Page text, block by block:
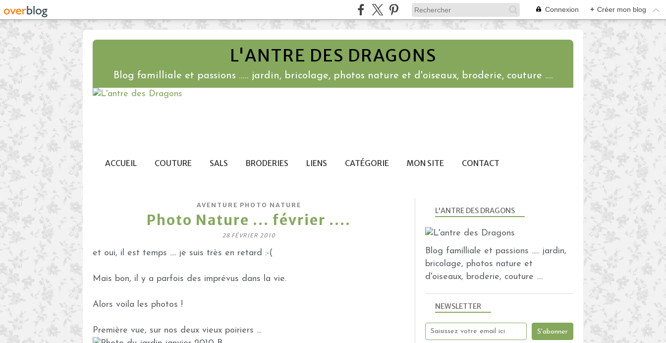
Connexion + Créer mon blog
L'ANTRE DES DRAGONS
Blog familliale et passions ..... jardin, bricolage, photos nature et d'oiseaux, broderie, couture ....
ACCUEIL COUTURE SALS BRODERIES LIENS CATÉGORIE MON SITE CONTACT
AVENTURE PHOTO NATURE
Photo Nature ... février ....
28 FÉVRIER 2010
et oui, il est temps .... je suis très en retard :-(
Mais bon, il y a parfois des imprévus dans la vie.
Alors voila les photos !
Première vue, sur nos deux vieux poiriers ...
NEWSLETTER
L'ANTRE DES DRAGONS
Blog familliale et passions ..... jardin,
bricolage, photos nature et
d'oiseaux, broderie, couture ....